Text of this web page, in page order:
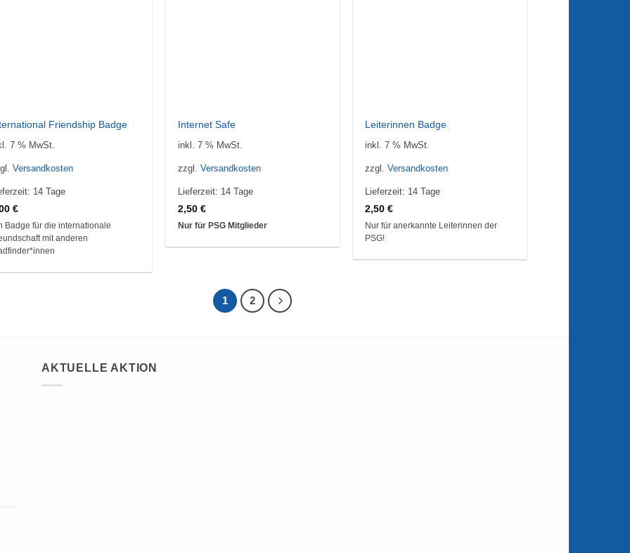
Friendship Badge
7 % MwSt.
Versandkosten
14 Tage
€
Badge für die internationale
mit anderen
Internet Safe
inkl. 7 % MwSt.
zzgl. Versandkosten
Lieferzeit: 14 Tage
2,50 €
Nur für PSG Mitglieder
Leiterinnen Badge
inkl. 7 % MwSt.
zzgl.Versandkosten
Lieferzeit: 14 Tage
2,50€
Nur für anerkannte Leiterinnen der
PSG!
1 2
AKTUELLE AKTION